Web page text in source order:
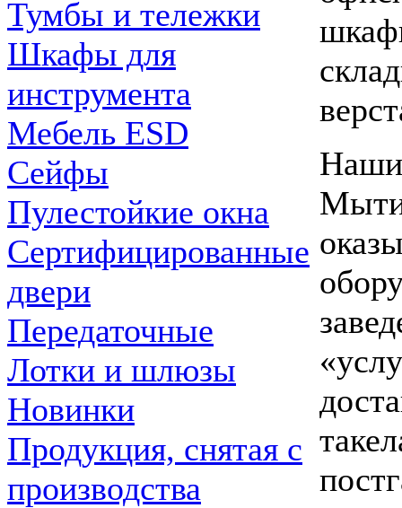
Тумбы и тележки
Шкафы для
инструмента
Мебель ESD
Сейфы
Пулестойкие окна
Сертифицированные
двери
Передаточные
Лотки и шлюзы
Новинки
Продукция, снятая с
производства
Наши